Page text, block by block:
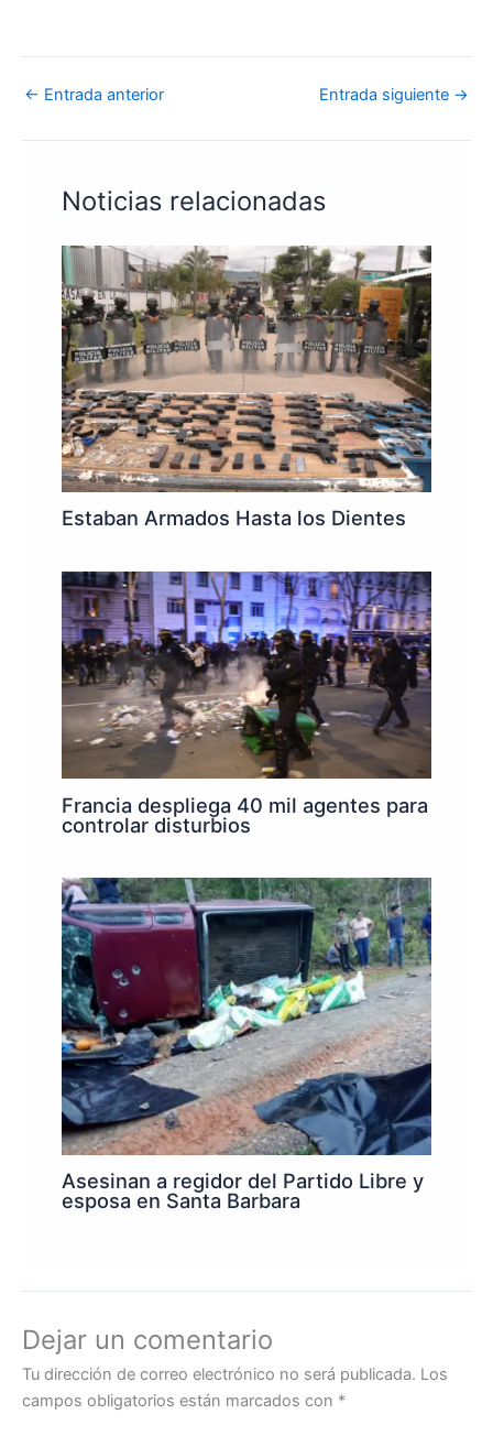
← Entrada anterior Entrada siguiente →
Noticias relacionadas
Estaban Armados Hasta los Dientes
Francia despliega 40 mil agentes para
controlar disturbios
Asesinan a regidor del Partido Libre y
esposa en Santa Barbara
Dejar un comentario
Tu dirección de correo electrónico no será publicada. Los
campos obligatorios están marcados con *